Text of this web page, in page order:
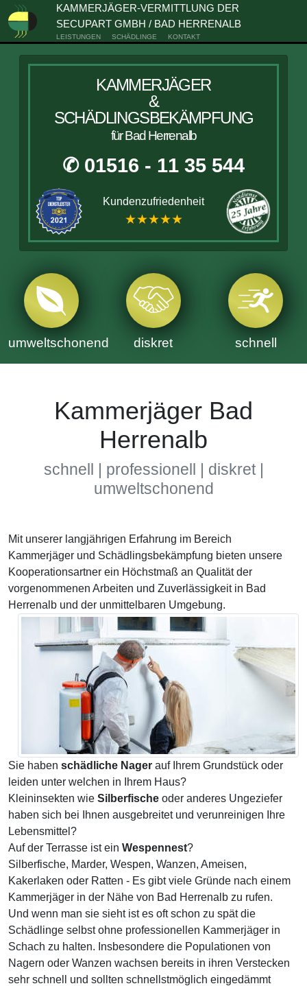
KAMMERJÄGER-VERMITTLUNG DER
SECUPART GMBH / BAD HERRENALB
LEISTUNGEN SCHÄDLINGE KONTAKT
KAMMERJÄGER
&
SCHÄDLINGSBEKÄMPFUNG
für Bad Herrenalb
✆ 01516 - 11 35 544
Kundenzufriedenheit
★★★★★
umweltschonend diskret schnell
Kammerjäger Bad
Herrenalb
schnell | professionell | diskret |
umweltschonend
Mit unserer langjährigen Erfahrung im Bereich
Kammerjäger und Schädlingsbekämpfung bieten unsere
Kooperationsartner ein Höchstmaß an Qualität der
vorgenommenen Arbeiten und Zuverlässigkeit in Bad
Herrenalb und der unmittelbaren Umgebung.
Sie haben schädliche Nager auf Ihrem Grundstück oder
leiden unter welchen in Ihrem Haus?
Kleininsekten wie Silberfische oder anderes Ungeziefer
haben sich bei Ihnen ausgebreitet und verunreinigen Ihre
Lebensmittel?
Auf der Terrasse ist ein Wespennest?
Silberfische, Marder, Wespen, Wanzen, Ameisen,
Kakerlaken oder Ratten - Es gibt viele Gründe nach einem
Kammerjäger in der Nähe von Bad Herrenalb zu rufen.
Und wenn man sie sieht ist es oft schon zu spät die
Schädlinge selbst ohne professionellen Kammerjäger in
Schach zu halten. Insbesondere die Populationen von
Nagern oder Wanzen wachsen bereits in ihren Verstecken
sehr schnell und sollten schnellstmöglich eingedämmt